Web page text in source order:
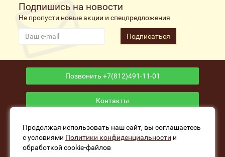
Подпишись на новости
Не пропусти новые акции и спецпредложения
Подписаться
Позвонить +7(812)491-11-01
Контакты
Приложение
Продолжая использовать наш сайт, вы соглашаетесь
с условиями Политики конфиденциальности и
обработкой cookie-файлов